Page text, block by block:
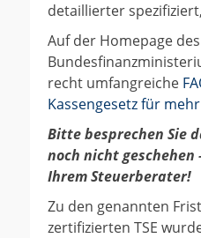
detaillierter
Auf der Homepage des
recht umfangreiche
Kassengesetz für
Bitte besprechen Sie
noch nicht
Ihrem Steuerberater!
Zu den genannten
zertifizierten TSE